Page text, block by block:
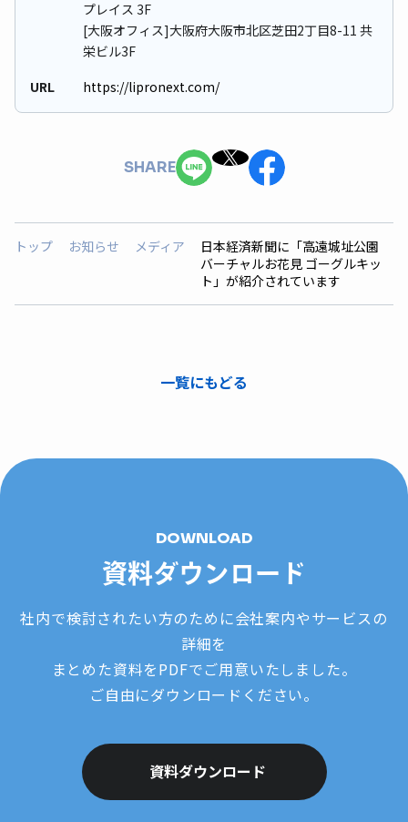
プレイス 3F
[大阪オフィス]大阪府大阪市北区芝田2丁目8-11 共
栄ビル3F
URL
https://lipronext.com/
SHARE
トップ お知らせ メディア
日本経済新聞に「高遠城址公園
バーチャルお花見 ゴーグルキッ
ト」が紹介されています
一覧にもどる
DOWNLOAD
資料ダウンロード
社内で検討されたい方のために会社案内やサービスの
詳細を
まとめた資料をPDFでご用意いたしました。
ご自由にダウンロードください。
資料ダウンロード